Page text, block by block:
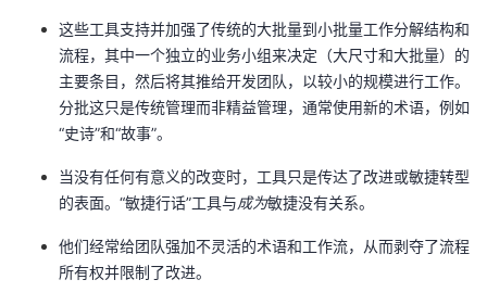
这些工具支持并加强了传统的大批量到小批量工作分解结构和
流程，其中一个独立的业务小组来决定（大尺寸和大批量）的
主要条目，然后将其推给开发团队，以较小的规模进行工作。
分批这只是传统管理而非精益管理，通常使用新的术语，例如
“史诗”和“故事”。
当没有任何有意义的改变时，工具只是传达了改进或敏捷转型
的表面。“敏捷行话”工具与成为敏捷没有关系。
他们经常给团队强加不灵活的术语和工作流，从而剥夺了流程
所有权并限制了改进。